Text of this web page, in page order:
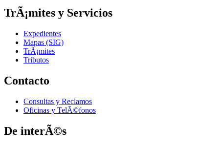
TrÃ¡mites y Servicios
Expedientes
Mapas (SIG)
TrÃ¡mites
Tributos
Contacto
Consultas y Reclamos
Oficinas y TelÃ©fonos
De interÃ©s